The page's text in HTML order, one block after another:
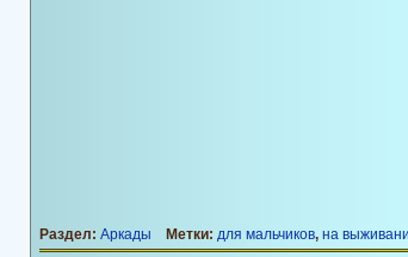
Раздел: Аркады Метки: для мальчиков, на